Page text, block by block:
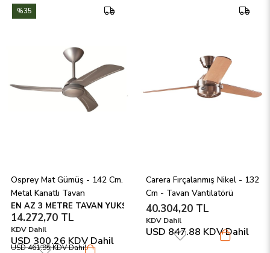
Osprey Mat Gümüş - 142 Cm.
Metal Kanatlı Tavan
Vantilatörü - En Az 3 Mt.
Tavanlar ve Geniş Alanlar İçin
EN AZ 3 METRE TAVAN YÜKSEKLİĞİ GEREKİR.!
14.272,70 TL
KDV Dahil
USD 300.26 KDV Dahil
USD 461.95KDV Dahil
%35
Carera Fırçalanmış Nikel - 132
Cm - Tavan Vantilatörü
40.304,20 TL
KDV Dahil
USD 847.88 KDV Dahil